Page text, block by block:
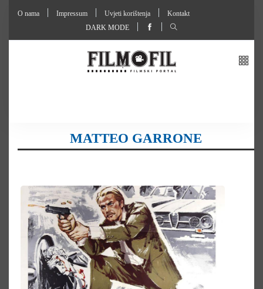
O nama Impressum Uvjeti korištenja
Kontakt
DARK MODE
MATTEO GARRONE